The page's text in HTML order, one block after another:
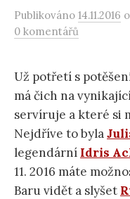
Publikováno 14.11.2016
0 komentářů
Už potřetí s
má čich na
servíruje a které si
Nejdříve to byla
legendární Idris
11. 2016 máte
Baru vidět a slyšet